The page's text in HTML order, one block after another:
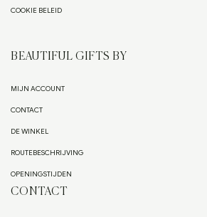
COOKIE BELEID
BEAUTIFUL GIFTS BY
MIJN ACCOUNT
CONTACT
DE WINKEL
ROUTEBESCHRIJVING
OPENINGSTIJDEN
CONTACT